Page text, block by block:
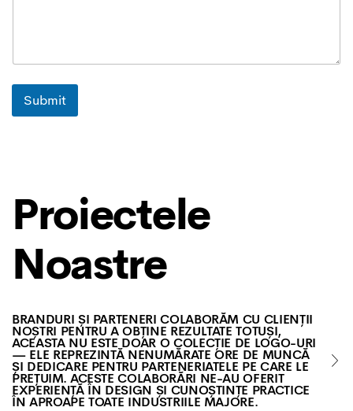
Submit
Proiectele
Noastre
BRANDURI ȘI PARTENERI COLABORĂM CU CLIENȚII
NOȘTRI PENTRU A OBȚINE REZULTATE TOTUȘI,
ACEASTA NU ESTE DOAR O COLECȚIE DE LOGO-URI
— ELE REPREZINTĂ NENUMĂRATE ORE DE MUNCĂ
ȘI DEDICARE PENTRU PARTENERIATELE PE CARE LE
PREȚUIM. ACESTE COLABORĂRI NE-AU OFERIT
EXPERIENȚĂ ÎN DESIGN ȘI CUNOȘTINȚE PRACTICE
ÎN APROAPE TOATE INDUSTRIILE MAJORE.